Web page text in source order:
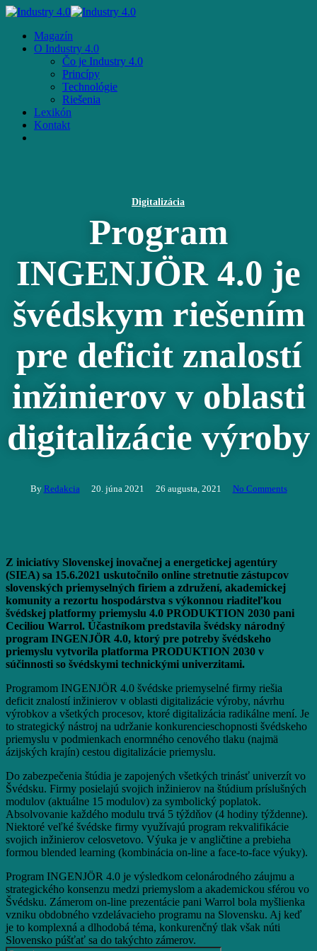
Skip
main
content
Menu
Magazín
O Industry 4.0
Čo je Industry 4.0
Princípy
Technológie
Riešenia
Lexikón
Kontakt
Digitalizácia
Program
INGENJÖR 4.0 je
švédskym riešením
pre deficit znalostí
inžinierov v oblasti
digitalizácie výroby
By Redakcia 20. júna 2021 26 augusta, 2021 No Comments
Z iniciatívy Slovenskej inovačnej a energetickej agentúry
(SIEA) sa 15.6.2021 uskutočnilo online stretnutie zástupcov
slovenských priemyselných firiem a združení, akademickej
komunity a rezortu hospodárstva s výkonnou riaditeľkou
švédskej platformy priemyslu 4.0 PRODUKTION 2030 pani
Ceciliou Warrol. Účastníkom predstavila švédsky národný
program INGENJÖR 4.0, ktorý pre potreby švédskeho
priemyslu vytvorila platforma PRODUKTION 2030 v
súčinnosti so švédskymi technickými univerzitami.
Programom INGENJÖR 4.0 švédske priemyselné firmy riešia
deficit znalostí inžinierov v oblasti digitalizácie výroby, návrhu
výrobkov a všetkých procesov, ktoré digitalizácia radikálne mení. Je
to strategický nástroj na udržanie konkurencieschopnosti švédskeho
priemyslu v podmienkach enormného cenového tlaku (najmä
ázijských krajín) cestou digitalizácie priemyslu.
Do zabezpečenia štúdia je zapojených všetkých trinásť univerzít vo
Švédsku. Firmy posielajú svojich inžinierov na štúdium príslušných
modulov (aktuálne 15 modulov) za symbolický poplatok.
Absolvovanie každého modulu trvá 5 týždňov (4 hodiny týždenne).
Niektoré veľké švédske firmy využívajú program rekvalifikácie
svojich inžinierov celosvetovo. Výuka je v angličtine a prebieha
formou blended learning (kombinácia on-line a face-to-face výuky).
Program INGENJÖR 4.0 je výsledkom celonárodného záujmu a
strategického konsenzu medzi priemyslom a akademickou sférou vo
Švédsku. Zámerom on-line prezentácie pani Warrol bola myšlienka
vzniku obdobného vzdelávacieho programu na Slovensku. Aj keď
je to komplexná a dlhodobá téma, konkurenčný tlak však núti
Slovensko púšťať sa do takýchto zámerov.